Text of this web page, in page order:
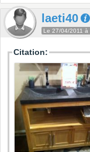
laeti40
Le 27/04/2011 à
Citation: